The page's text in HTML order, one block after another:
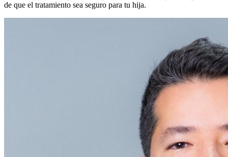
de que el tratamiento sea seguro para tu hija.